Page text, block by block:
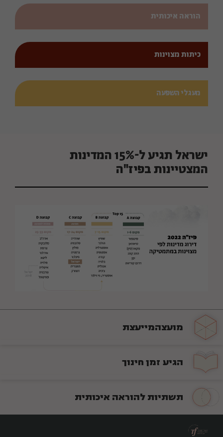
הוראה איכותית
כיתות מצוינות
מעגלי השפעה
ישראל תגיע ל-15% המדינות
המצטיינות בפיז"ה
מועצהמייעצת
הגיע זמן חינוך
תשתיות להוראה איכותית